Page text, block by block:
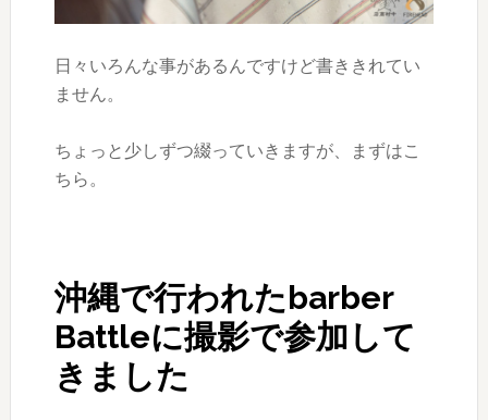
日々いろんな事があるんですけど書ききれてい
ません。
ちょっと少しずつ綴っていきますが、まずはこ
ちら。
沖縄で行われたbarber
Battleに撮影で参加して
きました